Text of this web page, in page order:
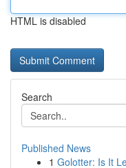
HTML is disabled
Search
Published News
1 Golotter: Is It